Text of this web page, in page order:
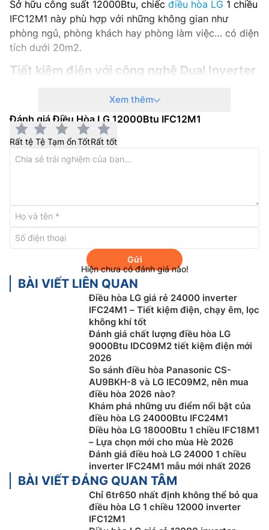
Sở hữu công suất 12000Btu, chiếc điều hòa LG 1 chiều
IFC12M1 này phù hợp với những không gian như
phòng ngủ, phòng khách hay phòng làm việc… có diện
tích dưới 20m2.
Tiết kiệm điện với công nghệ Dual Inverter
Điều hòa LG 12000btu IFC12M1 sử dụng máy nén kép
lên đến 70% điện năng tiêu thụ trong khi vẫn đảm bảo
khả năng làm lạnh ổn định. Hơn nữa, công nghệ Dual
Inverter còn giúp máy hoạt động êm ái và giảm rung
lắc.
Bên cạnh đó, người dùng có thể chủ động kiểm soát
năng lượng tiêu thụ củađiều hòabằng cách nhấn nút
ENERGY CTRL nhiều lần trên remote để chọn từng
nấc, tùy vào nhu cầu sử dụng theo 4 mức 40%, 60%,
Làm lạnh nhanh với công nghệ Jet Cool
Điều hòa LG 1 chiều 12000btuIFC12M1 được trang bị
công nghệ làm lạnh nhanh Jet Cool cho máy chạy với
tốc độ quạt mạnh nhất và hạ nhiệt độ xuống 5°C
trong vòng 3 phút, tạo hướng gió được thổi xa để bạn
được đắm chìm trong không gian mát lạnh tức thì.
Xem thêm
Đánh giá Điều Hòa LG 12000Btu IFC12M1
Rất tệ Tệ Tạm ổnTốtRất tốt
Gửi
Hiện chưa có đánh giá nào!
BÀI VIẾT LIÊN QUAN
Điều hòa LG giá rẻ 24000 inverter
IFC24M1 – Tiết kiệm điện, chạy êm, lọc
không khí tốt
Đánh giá chất lượng điều hòa LG
9000Btu IDC09M2 tiết kiệm điện mới
2026
So sánh điều hòa Panasonic CS-
AU9BKH-8 và LG IEC09M2, nên mua
điều hòa 2026 nào?
Khám phá những ưu điểm nổi bật của
điều hòa LG 24000Btu IFC24M1
Điều hòa LG 18000Btu 1 chiều IFC18M1
– Lựa chọn mới cho mùa Hè 2026
Đánh giá điều hoà LG 24000 1 chiều
inverter IFC24M1 mẫu mới nhất 2026
BÀI VIẾT ĐÁNG QUAN TÂM
Chỉ 6tr650 nhất định không thể bỏ qua
điều hòa LG 1 chiều 12000 inverter
IFC12M1